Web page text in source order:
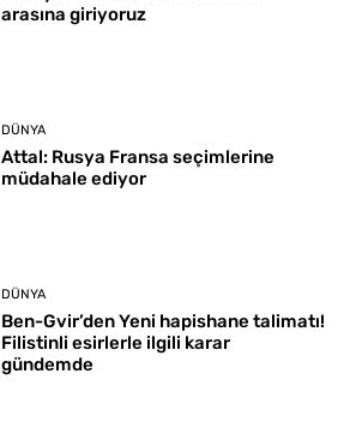
arasına giriyoruz
DÜNYA
Attal: Rusya Fransa seçimlerine
müdahale ediyor
DÜNYA
Ben-Gvir’den Yeni hapishane talimatı!
Filistinli esirlerle ilgili karar
gündemde